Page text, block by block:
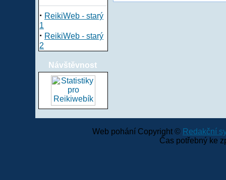
· ReikiWeb - starý
1
· ReikiWeb - starý
2
Návštěvnost
Web pohání Copyright © Redakční
Čas potřebný ke